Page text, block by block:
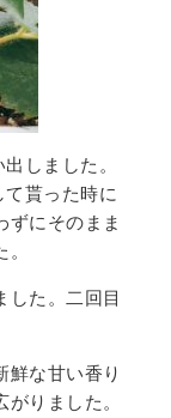
しました。
貰った時に
ずにそのまま
した。二回目
鮮な甘い香り
りました。